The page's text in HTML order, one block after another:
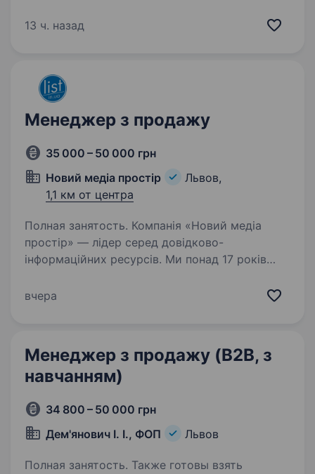
роботи SMM-менеджером або маркетологом
13 ч. назад
Менеджер з продажу
35 000 – 50 000 грн
Новий медіа простір
Львов,
1,1 км от центра
Полная занятость. Компанія «Новий медіа
простір» — лідер серед довідково-
інформаційних ресурсів. Ми понад 17 років
160+ співробітників та 8000+ постійних
вчера
Менеджер з продажу (B2B, з
навчанням)
34 800 – 50 000 грн
Дем'янович І. І., ФОП
Львов
Полная занятость. Также готовы взять